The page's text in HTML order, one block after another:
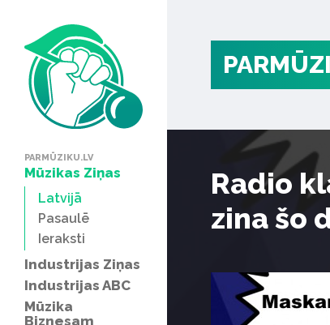
PARMŪZIKU.LV
Mūzikas Ziņas
Latvijā
Pasaulē
Ieraksti
Industrijas Ziņas
Industrijas ABC
Mūzika
Biznesam
Radio
zina šo